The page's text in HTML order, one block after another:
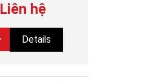
Liên hệ
Details